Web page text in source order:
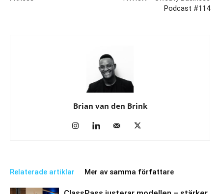
Podcast #114
Brian van den Brink
Relaterade artiklar Mer av samma författare